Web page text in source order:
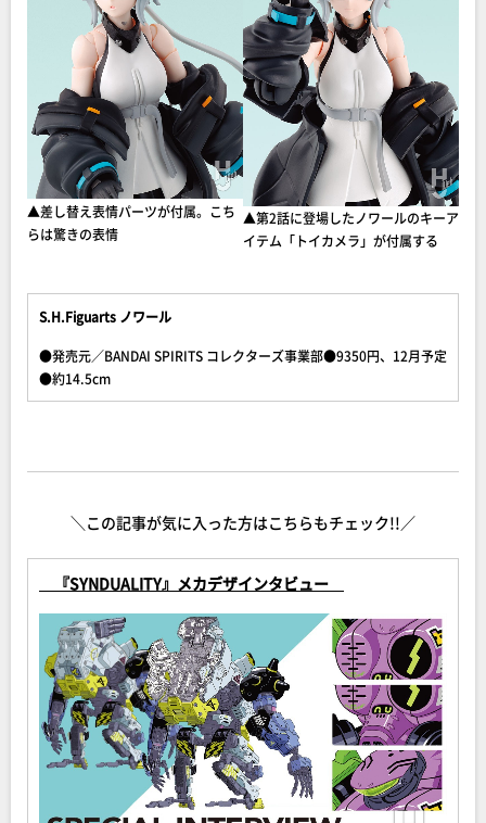
▲差し替え表情パーツが付属。こち
らは驚きの表情
▲第2話に登場したノワールのキーア
イテム「トイカメラ」が付属する
S.H.Figuarts ノワール
●発売元／BANDAI SPIRITS コレクターズ事業部●9350円、12月予定
●約14.5cm
＼この記事が気に入った方はこちらもチェック!!／
『SYNDUALITY』メカデザインタビュー